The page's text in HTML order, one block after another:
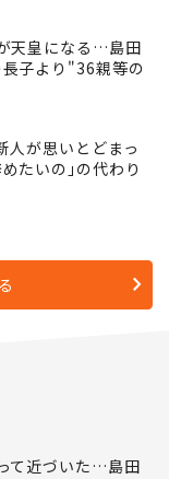
天皇になる…島田
子より"36親等の
人が思いとどまっ
たいの｣の代わり
て近づいた…島田